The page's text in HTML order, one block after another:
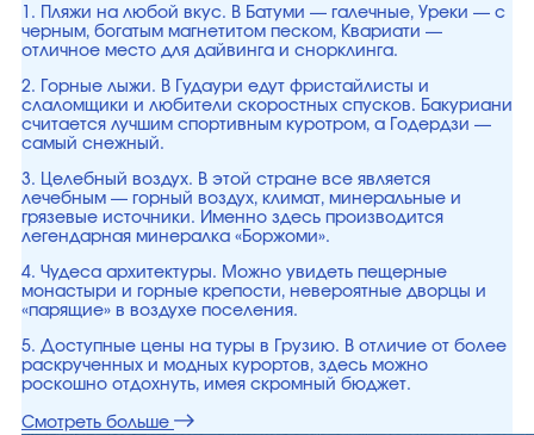
1. Пляжи на любой вкус. В Батуми — галечные, Уреки — с
черным, богатым магнетитом песком, Квариати —
отличное место для дайвинга и снорклинга.
2. Горные лыжи. В Гудаури едут фристайлисты и
слаломщики и любители скоростных спусков. Бакуриани
считается лучшим спортивным куротром, а Годердзи —
самый снежный.
3. Целебный воздух. В этой стране все является
лечебным — горный воздух, климат, минеральные и
грязевые источники. Именно здесь производится
легендарная минералка «Боржоми».
4. Чудеса архитектуры. Можно увидеть пещерные
монастыри и горные крепости, невероятные дворцы и
«парящие» в воздухе поселения.
5. Доступные цены на туры в Грузию. В отличие от более
раскрученных и модных курортов, здесь можно
роскошно отдохнуть, имея скромный бюджет.
Смотреть больше